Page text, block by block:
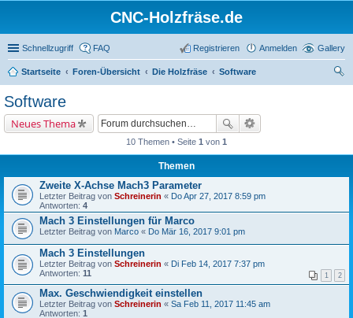
CNC-Holzfräse.de
Schnellzugriff Gallery
FAQ Anmelden
Registrieren
Startseite Foren-Übersicht Die Holzfräse
Software
Software
Neues Thema
10 Themen • Seite 1 von 1
Themen
Zweite X-Achse Mach3 Parameter
Letzter Beitrag von Schreinerin « Do Apr 27, 2017 8:59 pm
Antworten: 4
Mach 3 Einstellungen für Marco
Letzter Beitrag von Marco « Do Mär 16, 2017 9:01 pm
Mach 3 Einstellungen
Letzter Beitrag von Schreinerin « Di Feb 14, 2017 7:37 pm
Antworten: 11 1 2
Max. Geschwiendigkeit einstellen
Letzter Beitrag von Schreinerin « Sa Feb 11, 2017 11:45 am
Antworten: 1